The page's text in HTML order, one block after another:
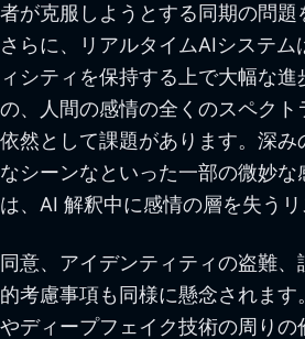
者が克服しようとする同期の問題
さらに、リアルタイムAIシステム
ィシティを保持する上で大幅な
の、人間の感情の全くのスペクト
依然として課題があります。深
なシーンなといった一部の微妙な
は、AI 解釈中に感情の層を失うリ
同意、アイデンティティの盗難
的考慮事項も同様に懸念されま
やディープフェイク技術の周り